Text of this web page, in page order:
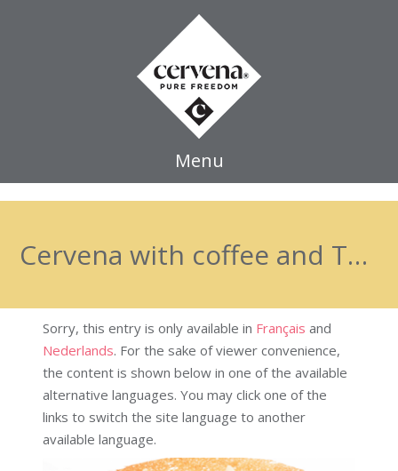
Menu
Cervena with coffee and Tonka Beans
Sorry, this entry is only available in Français and
Nederlands. For the sake of viewer convenience,
the content is shown below in one of the available
alternative languages. You may click one of the
links to switch the site language to another
available language.